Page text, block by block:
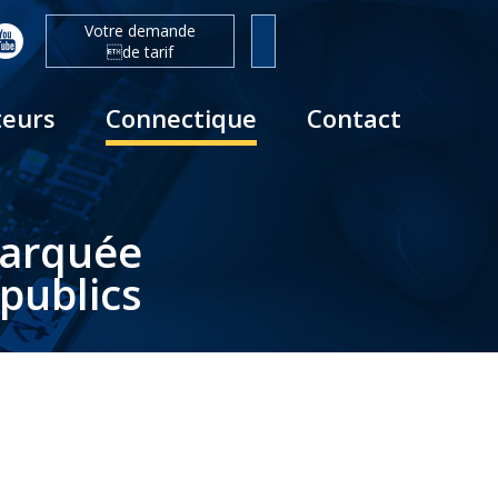
Votre demande
de tarif
Connectique Contact